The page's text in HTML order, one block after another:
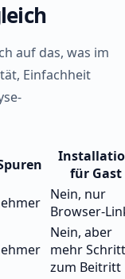
auf das, was im
Einfachheit
für Gast
Nein, nur
Browser-
Nein, aber
mehr
zum Beitritt